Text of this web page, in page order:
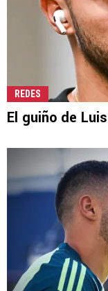
REDES
El guiño de